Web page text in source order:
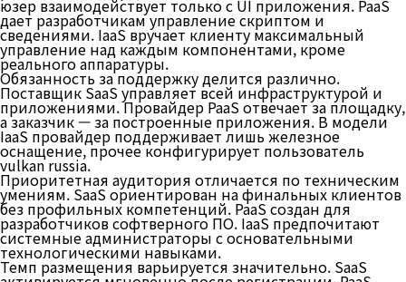
юзер взаимодействует только с UI приложения. PaaS
дает разработчикам управление скриптом и
сведениями. IaaS вручает клиенту максимальный
управление над каждым компонентами, кроме
реального аппаратуры.
Обязанность за поддержку делится различно.
Поставщик SaaS управляет всей инфраструктурой и
приложениями. Провайдер PaaS отвечает за площадку,
а заказчик — за построенные приложения. В модели
IaaS провайдер поддерживает лишь железное
оснащение, прочее конфигурирует пользователь
vulkan russia.
Приоритетная аудитория отличается по техническим
умениям. SaaS ориентирован на финальных клиентов
без профильных компетенций. PaaS создан для
разработчиков софтверного ПО. IaaS предпочитают
системные администраторы с основательными
технологическими навыками.
Темп размещения варьируется значительно. SaaS